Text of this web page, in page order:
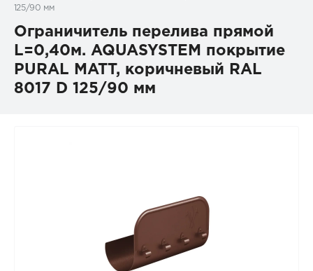
125/90 мм
Ограничитель перелива прямой
L=0,40м. AQUASYSTEM покрытие
PURAL MATT, коричневый RAL
8017 D 125/90 мм